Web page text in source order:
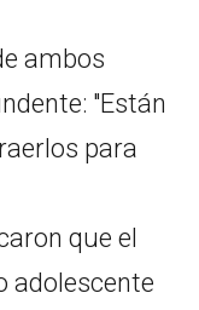
ambos
"Están
para
que el
adolescente